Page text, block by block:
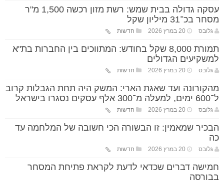
עסקה גדולה בבית שמש: רשת מזון רכשה 1,500 מ"ר
מסחר בכ־31 מיליון שקל
גלובס 20 במרץ 2026 חדשות
תמורת 8,000 שקל בחודש: המתווכים בין החברות בת"א
למשקיעים הגדולים
גלובס 20 במרץ 2026 חדשות
מהקורונה ועד שאגת הארי: המשק היה תחת הגבלות קרוב
ל־600 ימים, למעלה מ־300 אלף עסקים נסגרו בישראל
גלובס 20 במרץ 2026 חדשות
הבכיר שמאמין: זו הבשורה הכי חשובה של המלחמה עד
כה
גלובס 20 במרץ 2026 חדשות
חמישה דברים שכדאי לדעת לקראת פתיחת המסחר
בבורסה